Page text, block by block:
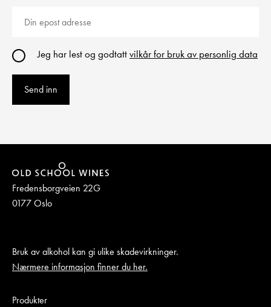
Jeg har lest og godtattvilkår for bruk av personlig data
Send inn
Fredensborgveien 22G
0177 Oslo
Bruk av alkohol kan gi ulike skadevirkninger.
Nærmere informasjon finner du her.
Produkter